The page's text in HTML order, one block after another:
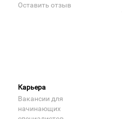
Оставить отзыв
Карьера
Вакансии для
начинающих